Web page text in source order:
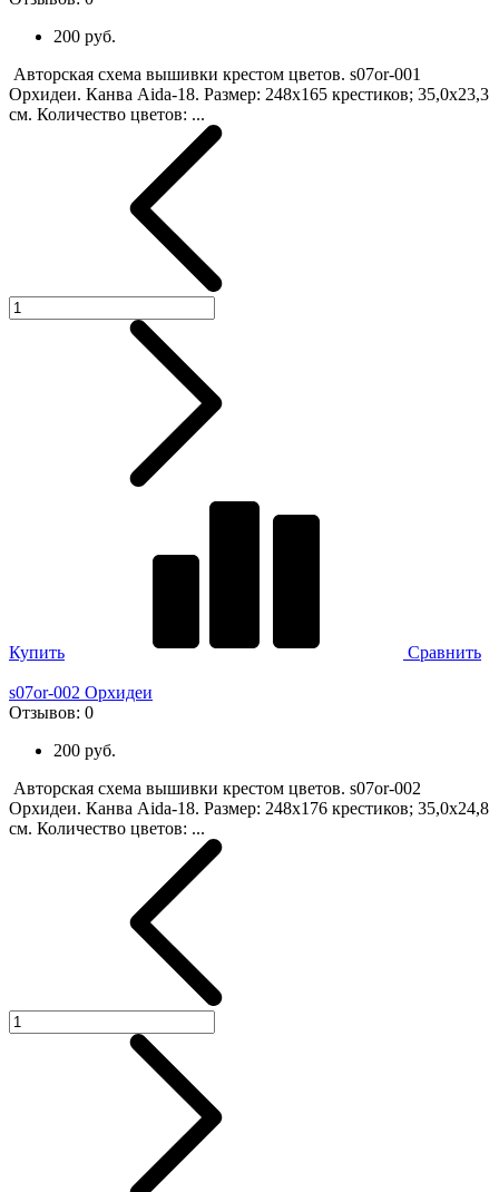
200 руб.
Авторская схема вышивки крестом цветов. s07or-001
Орхидеи. Канва Aida-18. Размер: 248х165 крестиков; 35,0х23,3
см. Количество цветов: ...
Купить Сравнить
s07or-002 Орхидеи
Отзывов: 0
200 руб.
Авторская схема вышивки крестом цветов. s07or-002
Орхидеи. Канва Aida-18. Размер: 248х176 крестиков; 35,0х24,8
см. Количество цветов: ...